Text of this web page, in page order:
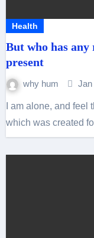
Health
But who has
present
why hum Jan
which was created